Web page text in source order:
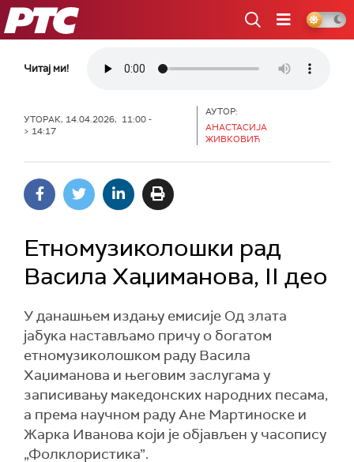
РТС
Читај ми!
УТОРАК, 14.04.2026, 11:00 -
> 14:17
АУТОР:
АНАСТАСИЈА
ЖИВКОВИЋ
Етномузиколошки рад
Васила Хаџиманова, II део
У данашњем издању емисије Од злата
јабука настављамо причу о богатом
етномузиколошком раду Васила
Хаџиманова и његовим заслугама у
записивању македонских народних песама,
а према научном раду Ане Мартиноске и
Жарка Иванова који је објављен у часопису
„Фолклористика”.